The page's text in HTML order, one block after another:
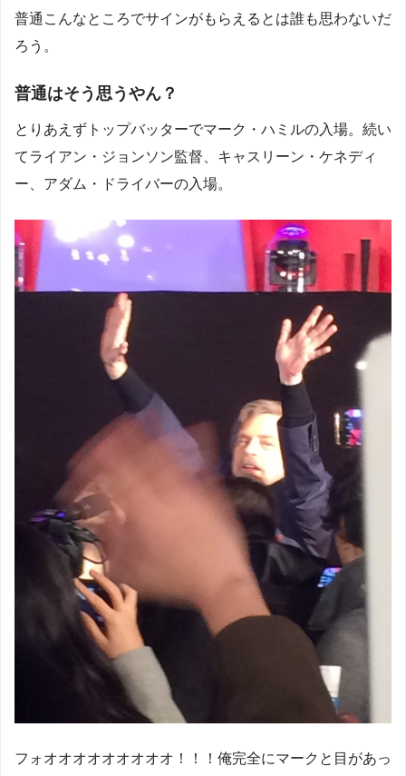
普通こんなところでサインがもらえるとは誰も思わないだ
ろう。
普通はそう思うやん？
とりあえずトップバッターでマーク・ハミルの入場。続い
てライアン・ジョンソン監督、キャスリーン・ケネディ
ー、アダム・ドライバーの入場。
フォオオオオオオオオオ！！！俺完全にマークと目があっ